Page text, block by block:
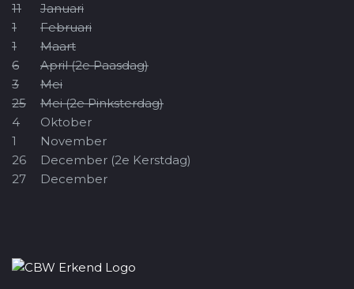
11
Januari
1
Februari
1
Maart
6
April (2e Paasdag)
3
Mei
25
Mei (2e Pinksterdag)
4
Oktober
1
November
26
December (2e Kerstdag)
27
December